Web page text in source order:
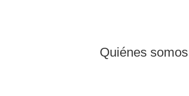
Quiénes somos